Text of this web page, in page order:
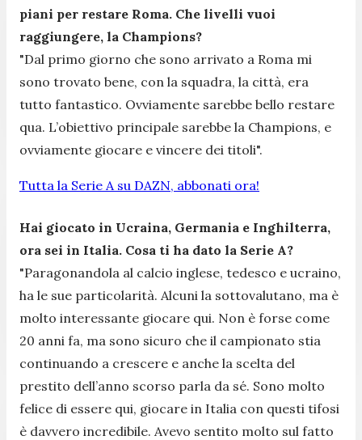
piani per restare Roma. Che livelli vuoi
raggiungere, la Champions?
"Dal primo giorno che sono arrivato a Roma mi
sono trovato bene, con la squadra, la città, era
tutto fantastico. Ovviamente sarebbe bello restare
qua. L’obiettivo principale sarebbe la Champions, e
ovviamente giocare e vincere dei titoli".
Tutta la Serie A su DAZN, abbonati ora!
Hai giocato in Ucraina, Germania e Inghilterra,
ora sei in Italia. Cosa ti ha dato la Serie A?
"Paragonandola al calcio inglese, tedesco e ucraino,
ha le sue particolarità. Alcuni la sottovalutano, ma è
molto interessante giocare qui. Non è forse come
20 anni fa, ma sono sicuro che il campionato stia
continuando a crescere e anche la scelta del
prestito dell’anno scorso parla da sé. Sono molto
felice di essere qui, giocare in Italia con questi tifosi
è davvero incredibile. Avevo sentito molto sul fatto